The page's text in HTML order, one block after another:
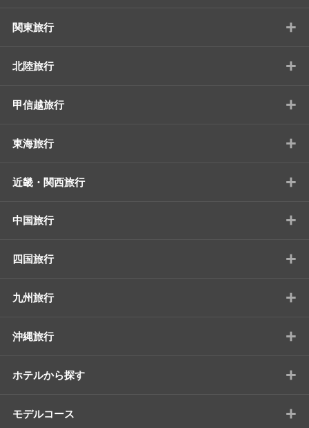
関東旅行 +
北陸旅行 +
甲信越旅行 +
東海旅行 +
近畿・関西旅行 +
中国旅行 +
四国旅行 +
九州旅行 +
沖縄旅行 +
ホテルから探す +
モデルコース +